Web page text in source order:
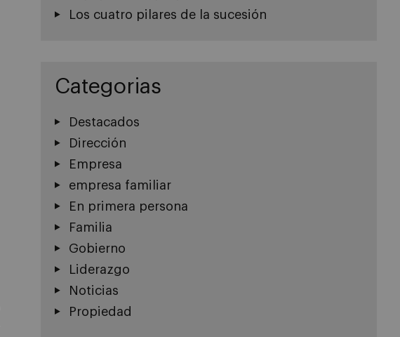
Los cuatro pilares de la sucesión
Categorias
Destacados
Dirección
Empresa
empresa familiar
En primera persona
Familia
Gobierno
Liderazgo
Noticias
Propiedad